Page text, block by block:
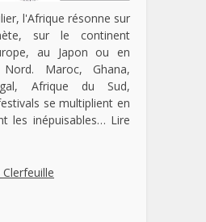
l'Afrique résonne sur
sur le continent
au Japon ou en
Maroc, Ghana,
Afrique du Sud,
se multiplient en
les inépuisables… Lire
Clerfeuille